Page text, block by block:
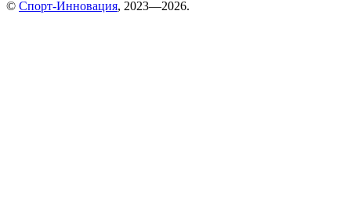
© Спорт-Инновация, 2023—2026.